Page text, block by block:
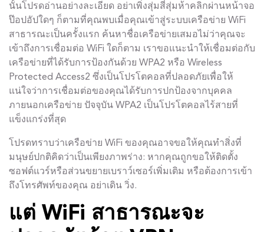
นั้นโปรดอ่านอย่างละเอียด อย่าเพิ่งสุ่มสี่สุ่มห้าคลิกผ่านหน้าจอ
ป๊อปอัปใดๆ ก็ตามที่คุณพบเมื่อคุณเข้าสู่ระบบเครือข่าย WiFi
สาธารณะเป็นครั้งแรก ค้นหาชื่อเครือข่ายเสมอไม่ว่าคุณจะ
เข้าถึงการเชื่อมต่อ WiFi ใดก็ตาม เราขอแนะนำให้เชื่อมต่อกับ
เครือข่ายที่ได้รับการป้องกันด้วย WPA2 หรือ Wireless
Protected Access2 ซึ่งเป็นโปรโตคอลที่ปลอดภัยเพื่อให้
แน่ใจว่าการเชื่อมต่อของคุณได้รับการปกป้องจากบุคคล
ภายนอกเครือข่าย ปัจจุบัน WPA2 เป็นโปรโตคอลไร้สายที่
แข็งแกร่งที่สุด
โปรดทราบว่าเครือข่าย WiFi ของคุณอาจขอให้คุณทำสิ่งที่
มนุษย์ปกติคิดว่าเป็นเพียงภาพร่าง: หากคุณถูกขอให้ติดตั้ง
ซอฟต์แวร์หรือส่วนขยายเบราว์เซอร์เพิ่มเติม หรือต้องการเข้า
ถึงโทรศัพท์ของคุณ อย่าเดิน วิ่ง.
แต่ WiFi สาธารณะจะ